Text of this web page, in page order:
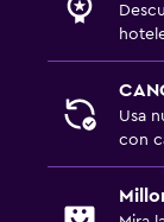
Usa
con